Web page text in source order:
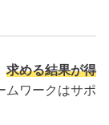
求める結果が得
ムワークはサポ